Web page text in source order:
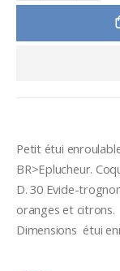
Petit étui
BR>Eplucheur.
D. 30 Evide-
oranges et citrons.
Dimensions  étui